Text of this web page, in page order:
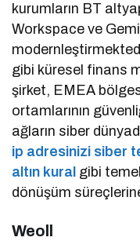
kurumların BT
Workspace ve
gibi küresel finans
şirket, EMEA
ortamlarının
ağların siber
ip adresinizi siber
altın kural gibi
dönüşüm
Weoll